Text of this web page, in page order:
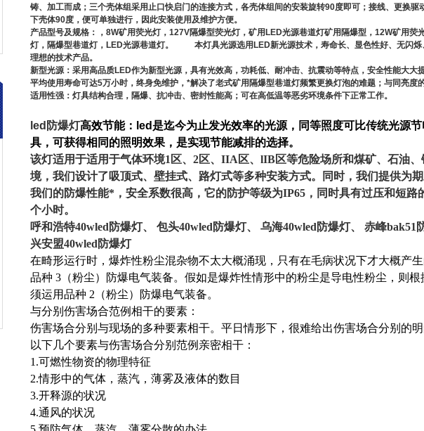
铸、加工而成；三个壳体组采用止口快启门的连接方式，各壳体组间的安装旋转90度即可；接线、更换
下壳体90度，便可单独进行，因此安装使用及维护方便。
产品型号及规格：
，8W矿用荧光灯，127V隔爆型荧光灯，矿用LED光源巷道灯矿用隔爆型 ，12W矿用荧
灯，隔爆型巷道灯，LED光源巷道灯。 本灯具光源选用LED新光源技术，寿命长、显色性好、无闪烁
理想的技术产品。
新型光源：采用高品质LED作为新型光源，具有光效高，功耗低、耐冲击、抗震动等特点，安全性能大
平均使用寿命可达5万小时，终身免维护，*解决了老式矿用隔爆型巷道灯频繁更换灯泡的难题；与同亮度
适用性强：灯具结构合理，隔爆、抗冲击、密封性能高；可在高低温等恶劣环境条件下正常工作。
led防爆灯高效节能：led是迄今为止发光效率的光源，同等照度可比传统光源
具，可获得相同的照明效果，是实现节能减排的选择。
该灯适用于适用于气体环境1区、2区、IIA区、lIB区等危险场所和煤矿、石油
境，我们设计了吸顶式、壁挂式、路灯式等多种安装方式。同时，我们提供为期
我们的防爆性能*，安全系数很高，它的防护等级为IP65，同时具有过压和短
个小时。
呼和浩特40wled防爆灯、 包头40wled防爆灯、 乌海40wled防爆灯、 赤峰bak51
兴安盟40wled防爆灯
在畸形运行时，爆炸性粉尘混杂物不太大概涌现，只有在毛病状况下才大概产
品种 3（粉尘）防爆电气装备。假如是爆炸性情形中的粉尘是导电性粉尘，则根
须运用品种 2（粉尘）防爆电气装备。
与分别伤害场合范例相干的要素：
伤害场合分别与现场的多种要素相干。平日情形下，很难给出伤害场合分别的明
以下几个要素与伤害场合分别范例亲密相干：
1.可燃性物资的物理特征
2.情形中的气体，蒸汽，薄雾及液体的数目
3.开释源的状况
4.通风的状况